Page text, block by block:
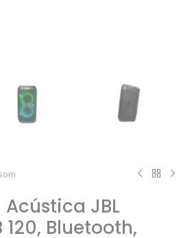
JBL
120, Bluetooth,